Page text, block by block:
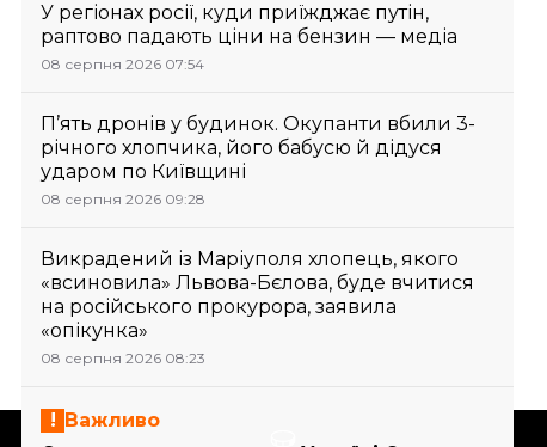
У регіонах росії, куди приїжджає путін,
раптово падають ціни на бензин — медіа
08 серпня 2026 07:54
П’ять дронів у будинок. Окупанти вбили 3-
річного хлопчика, його бабусю й дідуся
ударом по Київщині
08 серпня 2026 09:28
Викрадений із Маріуполя хлопець, якого
«всиновила» Львова-Бєлова, буде вчитися
на російського прокурора, заявила
«опікунка»
08 серпня 2026 08:23
Важливо